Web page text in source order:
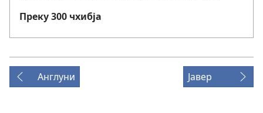
Преку 300 чхибја
Англуни Јавер